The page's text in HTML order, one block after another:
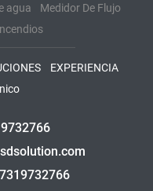
agua
Medidor De Flujo
EXPERIENCIA